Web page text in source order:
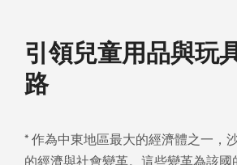
引領兒童用品與玩
路
* 作為中東地區最大的經濟體之一，
的經濟與社會變革。這些變革為該